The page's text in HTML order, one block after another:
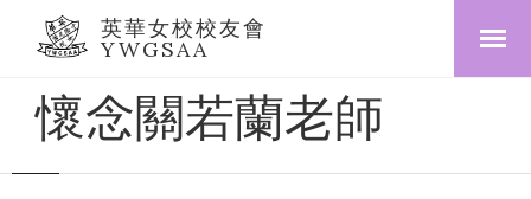
英華女校校友會
YWGSAA
懷念關若蘭老師